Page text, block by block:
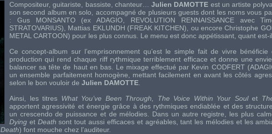
Compositeur, guitariste, bassiste, chanteur…Julien DAMOTTE est un artiste
son second album en solo, accompagné de plusieurs guestsdont les noms vous
: Gus MONSANTO (exADAGIO, REVOLUTION RENNAISSANCEavec
STRATOVARIUS), Mattias EKLUNDH (FREAK KITCHEN), ou encoreChristophe
METAL CARTOON) pour les plus connus. Le menu est donc appétissant, quant est-
Ce concept-album sur l’emprisonnement qu’est le simple fait de vivre bénéficie
production qui rend chaque riffrythmique terriblement efficace et donne une
balancer sa tête de haut en bas. Le mixage effectué par Kevin CODFERT(
un ensemble parfaitement homogène, mettant facilement en avant les côtés
selon le bon vouloir de Julien DAMOTTE
Ainsi, les titres What You’ve Been Through, The Voice Within Your Soulet
apportent agressivité et énergie grâce à des rythmiques endiablée et des
un crescendo de puissance et de mélodies. Dans un autre registre, les plus
Dying et Death sont tout aussi efficaces et agréables, tant les mélodies et les
Death) font mouche chez l’auditeur.